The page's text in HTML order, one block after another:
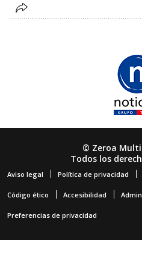
© Zeroa
Todos los
Aviso legal Política de privacidad
Código ético Accesibilidad
Preferencias de privacidad